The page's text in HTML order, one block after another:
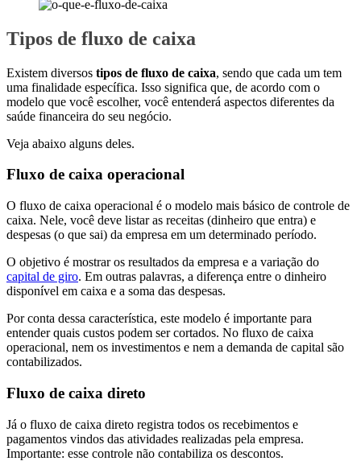
Tipos de fluxo de caixa
Existem diversos tipos de fluxo de caixa, sendo que cada um tem
uma finalidade específica. Isso significa que, de acordo com o
modelo que você escolher, você entenderá aspectos diferentes da
saúde financeira do seu negócio.
Veja abaixo alguns deles.
Fluxo de caixa operacional
O fluxo de caixa operacional é o modelo mais básico de controle de
caixa. Nele, você deve listar as receitas (dinheiro que entra) e
despesas (o que sai) da empresa em um determinado período.
O objetivo é mostrar os resultados da empresa e a variação do
capital de giro. Em outras palavras, a diferença entre o dinheiro
disponível em caixa e a soma das despesas.
Por conta dessa característica, este modelo é importante para
entender quais custos podem ser cortados. No fluxo de caixa
operacional, nem os investimentos e nem a demanda de capital são
contabilizados.
Fluxo de caixa direto
Já o fluxo de caixa direto registra todos os recebimentos e
pagamentos vindos das atividades realizadas pela empresa.
Importante: esse controle não contabiliza os descontos.